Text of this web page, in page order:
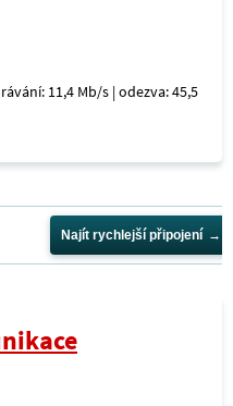
11,4 Mb/s | odezva: 45,5
Najít rychlejší připojení